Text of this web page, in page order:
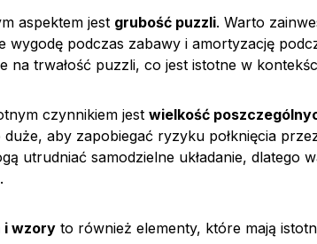
aspektem jest grubość puzzli. Warto
wygodę podczas zabawy i amortyzację
na trwałość puzzli, co jest istotne w
czynnikiem jest wielkość
aby zapobiegać ryzyku połknięcia
utrudniać samodzielne układanie, dlatego
i wzory to również elementy, które mają